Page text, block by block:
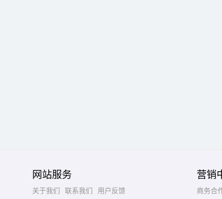
网站服务
关于我们 联系我们
用户反馈
营销
商务合